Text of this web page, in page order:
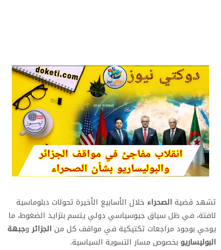
تشهد قضية الصحراء خلال الأسابيع الأخيرة تحولات دبلوماسية
لافتة، في ظل سياق جيوسياسي دولي يتسم بتزايد الضغوط، ما
يوحي بوجود مراجعات تكتيكية في مواقف كل من الجزائر وجبهة
البوليساريو بخصوص مسار التسوية السياسية.